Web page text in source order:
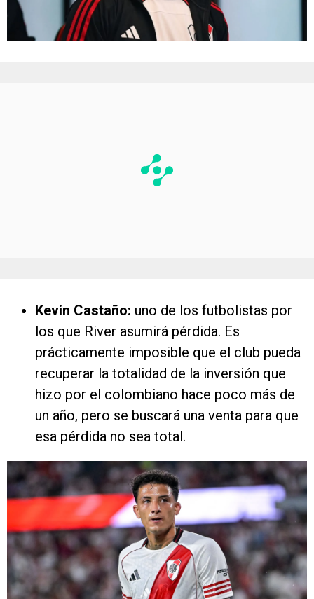
Kevin Castaño: uno de los futbolistas por
los que River asumirá pérdida. Es
prácticamente imposible que el club pueda
recuperar la totalidad de la inversión que
hizo por el colombiano hace poco más de
un año, pero se buscará una venta para que
esa pérdida no sea total.